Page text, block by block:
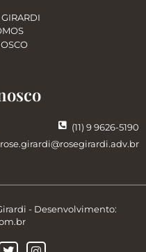
(11) 9 9626-5190
rose.girardi@rosegirardi.adv.br
- Desenvolvimento: